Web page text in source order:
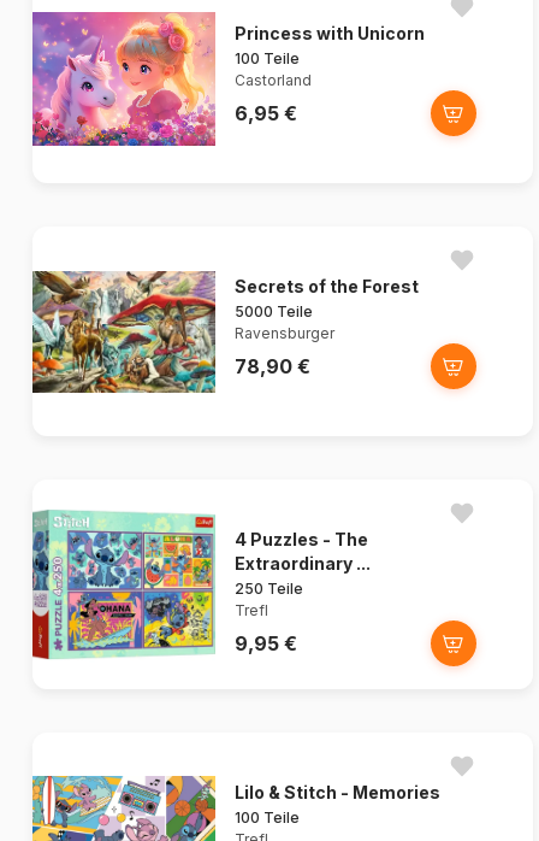
Princess with Unicorn
100 Teile
Castorland
6,95 €
Secrets of the Forest
5000 Teile
Ravensburger
78,90 €
4 Puzzles - The
Extraordinary ...
250 Teile
Trefl
9,95 €
Lilo & Stitch - Memories
100 Teile